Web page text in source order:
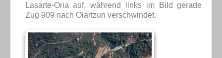
Lasarte-Oria auf, während links im Bild gerade
Zug 909 nach Oiartzun verschwindet.